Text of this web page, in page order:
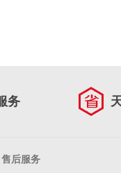
务
售后服务